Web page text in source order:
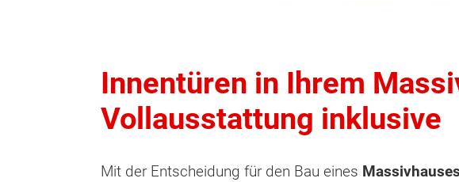
Innentüren in Ihrem
Vollausstattung inklusive
Mit der Entscheidung für den Bau eines Massivhauses